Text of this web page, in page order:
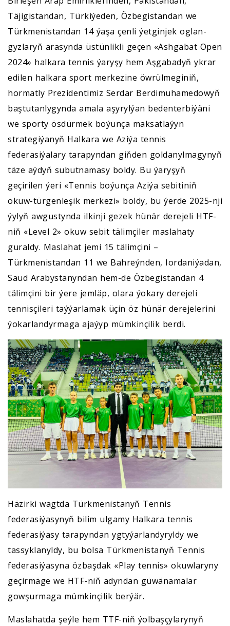
Täjigistandan, Türkiýeden, Özbegistandan we
Türkmenistandan 14 ýaşa çenli ýetginjek oglan-
gyzlaryň arasynda üstünlikli geçen «Ashgabat Open
2024» halkara tennis ýaryşy hem Aşgabadyň ykrar
edilen halkara sport merkezine öwrülmeginiň,
hormatly Prezidentimiz Serdar Berdimuhamedowyň
baştutanlygynda amala aşyrylýan bedenterbiýäni
we sporty ösdürmek boýunça maksatlaýyn
strategiýanyň Halkara we Aziýa tennis
federasiýalary tarapyndan giňden goldanylmagynyň
täze aýdyň subutnamasy boldy. Bu ýaryşyň
geçirilen ýeri «Tennis boýunça Aziýa sebitiniň
okuw-türgenleşik merkezi» boldy, bu ýerde 2025-nji
ýylyň awgustynda ilkinji gezek hünär derejeli HTF-
niň «Level 2» okuw sebit tälimçiler maslahaty
guraldy. Maslahat jemi 15 tälimçini –
Türkmenistandan 11 we Bahreýnden, Iordaniýadan,
Saud Arabystanyndan hem-de Özbegistandan 4
tälimçini bir ýere jemläp, olara ýokary derejeli
tennisçileri taýýarlamak üçin öz hünär derejelerini
ýokarlandyrmaga ajaýyp mümkinçilik berdi.
Häzirki wagtda Türkmenistanyň Tennis
federasiýasynyň bilim ulgamy Halkara tennis
federasiýasy tarapyndan ygtyýarlandyryldy we
tassyklanyldy, bu bolsa Türkmenistanyň Tennis
federasiýasyna özbaşdak «Play tennis» okuwlaryny
geçirmäge we HTF-niň adyndan güwänamalar
gowşurmaga mümkinçilik berýär.
Maslahatda şeýle hem TTF-niň ýolbaşçylarynyň